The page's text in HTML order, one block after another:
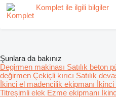
Komplet ile ilgili bilgiler
Şunlara da bakınız
Degirmen makinası Satılık beton
değirmen Çekiçli kırıcı Satılık
İkinci el madencilik ekipmanı İkinci
Titreşimli elek Ezme ekipmanı